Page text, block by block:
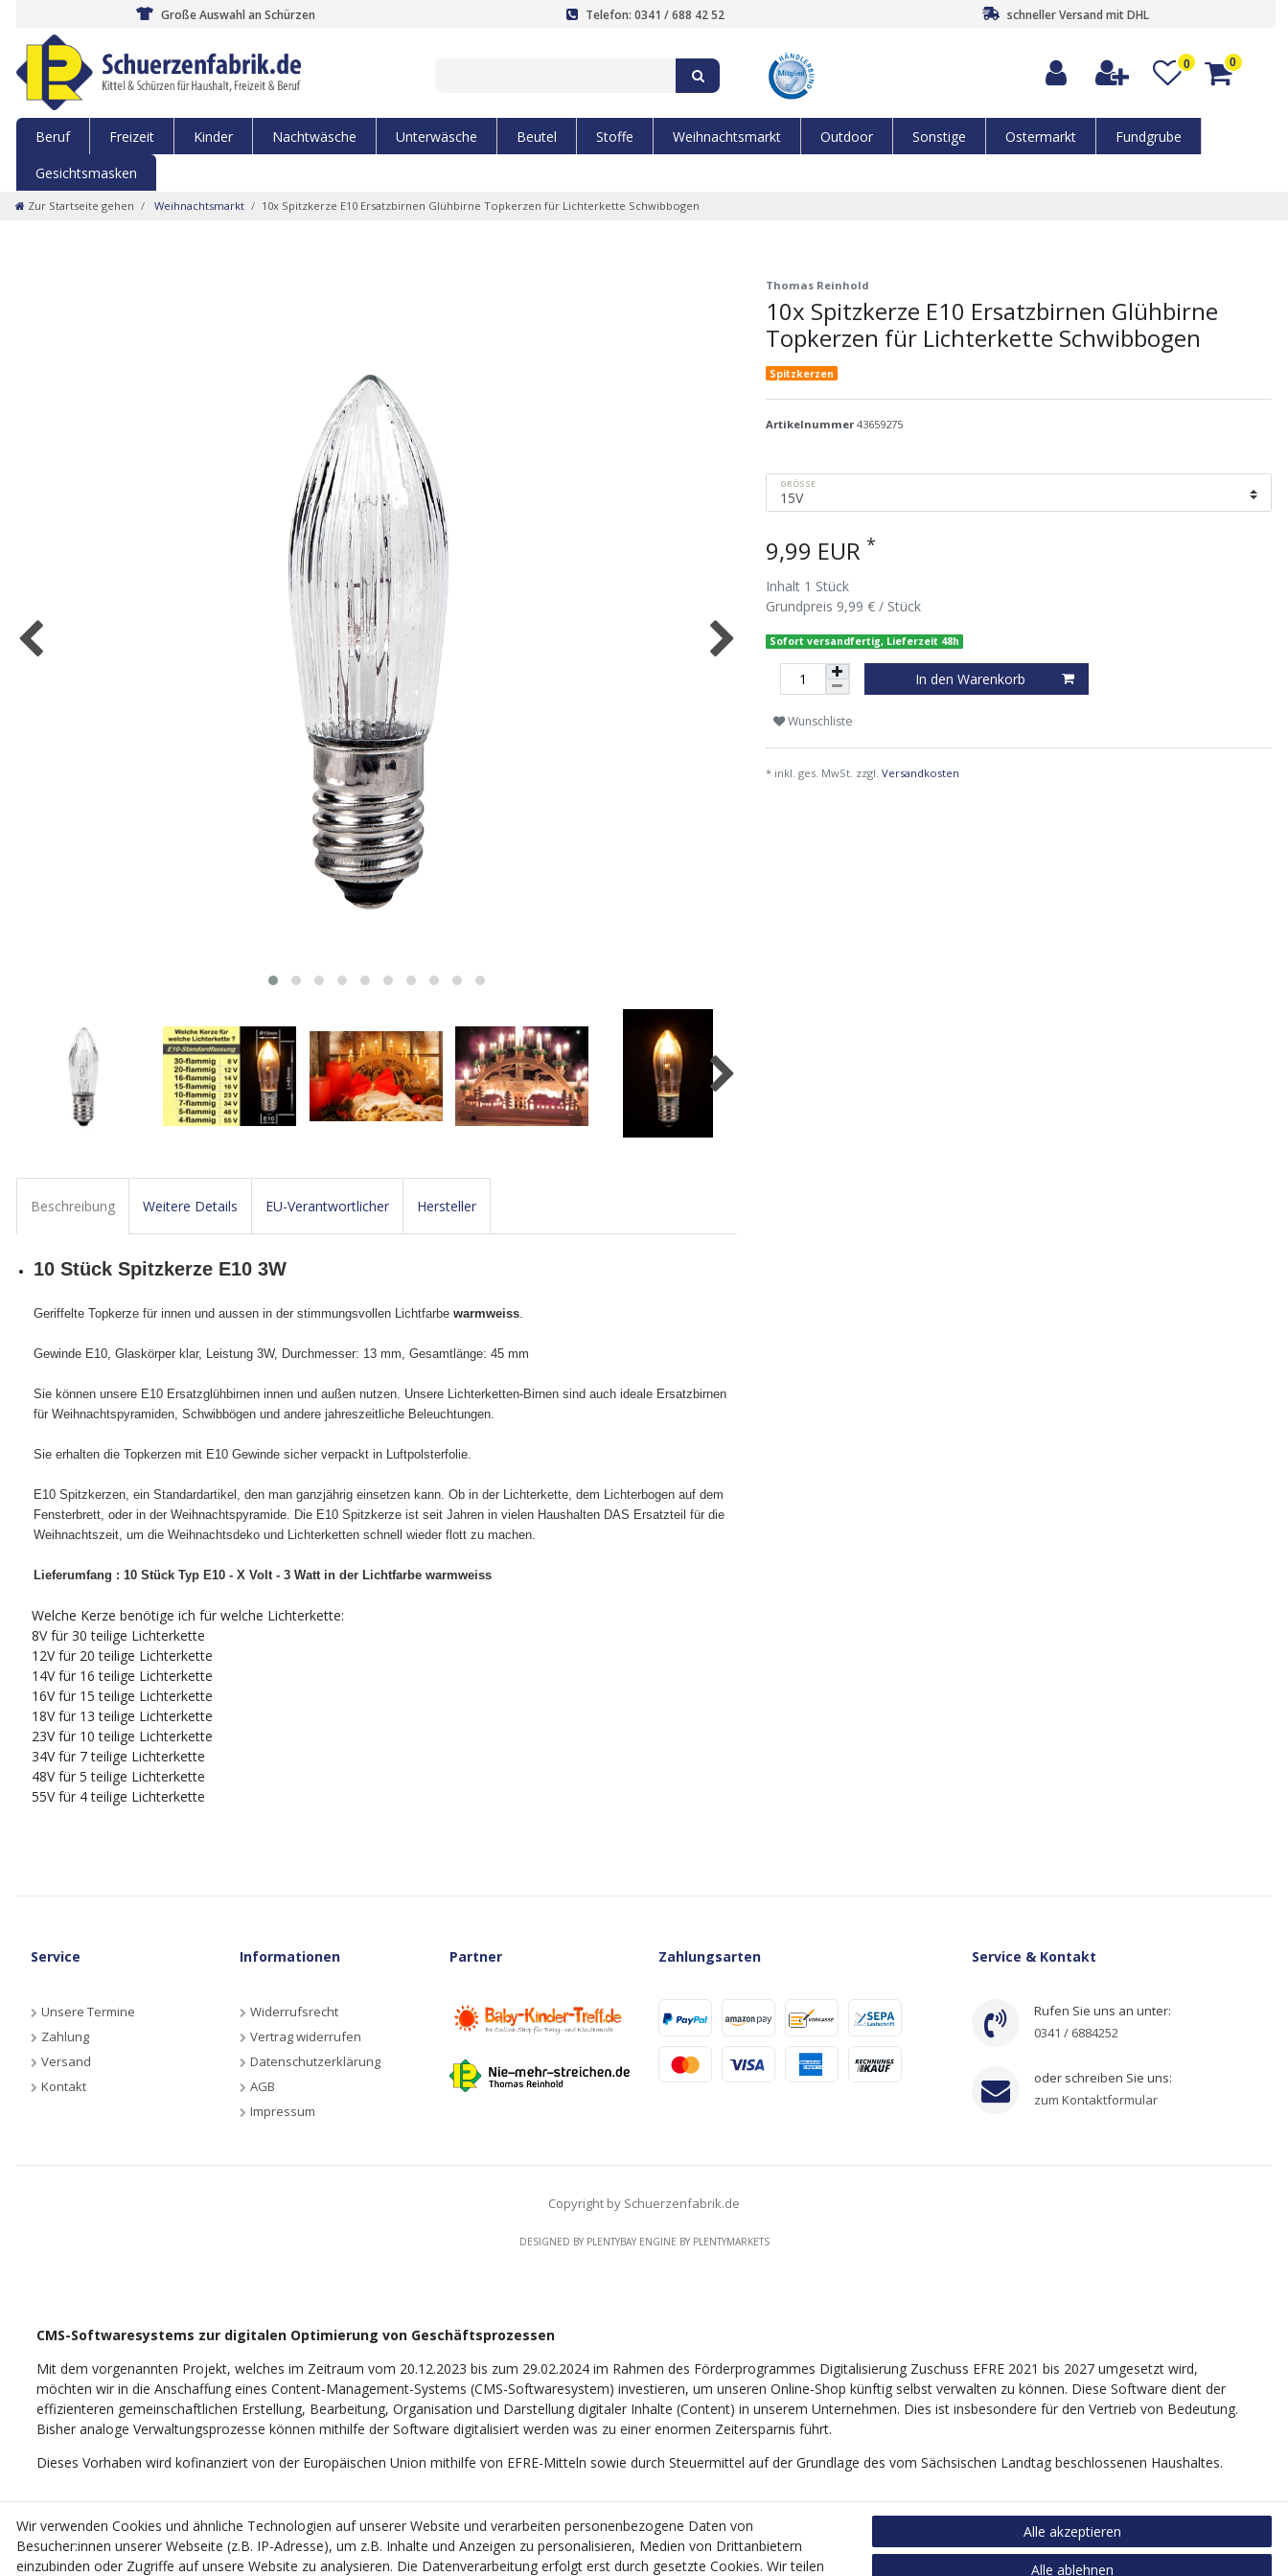
Große Auswahl an Schürzen Telefon: 0341 / 688 42 52 schneller Versand mit DHL
0 0
Beruf Freizeit Kinder Nachtwäsche Unterwäsche Beutel Stoffe Weihnachtsmarkt Outdoor Sonstige Ostermarkt
Fundgrube
Gesichtsmasken
Zur Startseite gehen Weihnachtsmarkt 10x Spitzkerze E10 Ersatzbirnen Glühbirne Topkerzen für Lichterkette Schwibbogen
Thomas Reinhold
10x Spitzkerze E10 Ersatzbirnen Glühbirne
Topkerzen für Lichterkette Schwibbogen
Spitzkerzen
Artikelnummer 43659275
GRÖSSE
9,99 EUR *
Inhalt 1 Stück
Grundpreis 9,99 € / Stück
Sofort versandfertig, Lieferzeit 48h
In den Warenkorb
Wunschliste
* inkl. ges. MwSt. zzgl. Versandkosten
Beschreibung Weitere Details EU-Verantwortlicher Hersteller
10 Stück Spitzkerze E10 3W
Geriffelte Topkerze für innen und aussen in der stimmungsvollen Lichtfarbe warmweiss.
Gewinde E10, Glaskörper klar, Leistung 3W, Durchmesser: 13 mm, Gesamtlänge: 45 mm
Sie können unsere E10 Ersatzglühbirnen innen und außen nutzen. Unsere Lichterketten-Birnen sind auch ideale Ersatzbirnen
für Weihnachtspyramiden, Schwibbögen und andere jahreszeitliche Beleuchtungen.
Sie erhalten die Topkerzen mit E10 Gewinde sicher verpackt in Luftpolsterfolie.
E10 Spitzkerzen, ein Standardartikel, den man ganzjährig einsetzen kann. Ob in der Lichterkette, dem Lichterbogen auf dem
Fensterbrett, oder in der Weihnachtspyramide. Die E10 Spitzkerze ist seit Jahren in vielen Haushalten DAS Ersatzteil für die
Weihnachtszeit, um die Weihnachtsdeko und Lichterketten schnell wieder flott zu machen.
Lieferumfang : 10 Stück Typ E10 - X Volt - 3 Watt in der Lichtfarbe warmweiss
Welche Kerze benötige ich für welche Lichterkette:
8V für 30 teilige Lichterkette
12V für 20 teilige Lichterkette
14V für 16 teilige Lichterkette
16V für 15 teilige Lichterkette
18V für 13 teilige Lichterkette
23V für 10 teilige Lichterkette
34V für 7 teilige Lichterkette
48V für 5 teilige Lichterkette
55V für 4 teilige Lichterkette
Service
Unsere Termine
Zahlung
Versand
Kontakt
Informationen
Widerrufsrecht
Vertrag widerrufen
Datenschutzerklärung
AGB
Impressum
Partner Zahlungsarten Service & Kontakt
Rufen Sie uns an unter:
0341 / 6884252
oder schreiben Sie uns:
zum Kontaktformular
Copyright by Schuerzenfabrik.de
DESIGNED BY PLENTYBAYENGINE BY PLENTYMARKETS
CMS-Softwaresystems zur digitalen Optimierung von Geschäftsprozessen
Mit dem vorgenannten Projekt, welches im Zeitraum vom 20.12.2023 bis zum 29.02.2024 im Rahmen des Förderprogrammes Digitalisierung Zuschuss EFRE 2021 bis 2027 umgesetzt wird,
möchten wir in die Anschaffung eines Content-Management-Systems (CMS-Softwaresystem) investieren, um unseren Online-Shop künftig selbst verwalten zu können. Diese Software dient der
effizienteren gemeinschaftlichen Erstellung, Bearbeitung, Organisation und Darstellung digitaler Inhalte (Content) in unserem Unternehmen. Dies ist insbesondere für den Vertrieb von Bedeutung.
Bisher analoge Verwaltungsprozesse können mithilfe der Software digitalisiert werden was zu einer enormen Zeitersparnis führt.
Dieses Vorhaben wird kofinanziert von der Europäischen Union mithilfe von EFRE-Mitteln sowie durch Steuermittel auf der Grundlage des vom Sächsischen Landtag beschlossenen Haushaltes.
Wir verwenden Cookies und ähnliche Technologien auf unserer Website und verarbeiten personenbezogene Daten von
Besucher:innen unserer Webseite (z.B. IP-Adresse), um z.B. Inhalte und Anzeigen zu personalisieren, Medien von Drittanbietern
einzubinden oder Zugriffe auf unsere Website zu analysieren. Die Datenverarbeitung erfolgt erst durch gesetzte Cookies. Wir teilen
Alle akzeptieren
Alle ablehnen